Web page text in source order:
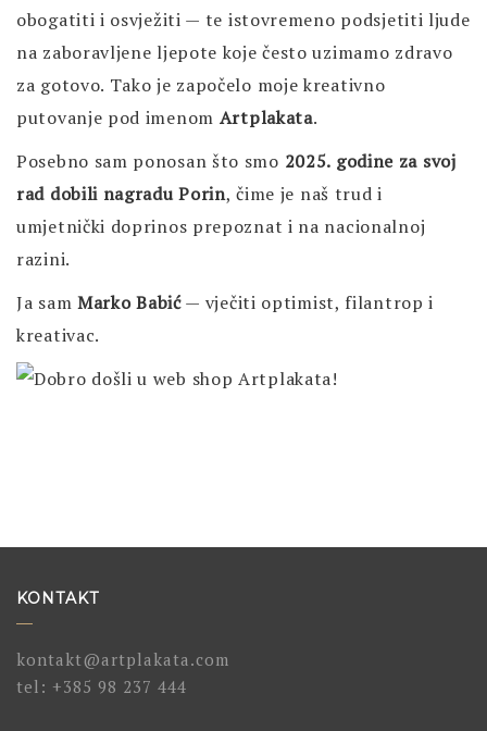
obogatiti i osvježiti — te istovremeno podsjetiti ljude
na zaboravljene ljepote koje često uzimamo zdravo
za gotovo. Tako je započelo moje kreativno
putovanje pod imenom Artplakata.
Posebno sam ponosan što smo 2025. godine za svoj
rad dobili nagradu Porin, čime je naš trud i
umjetnički doprinos prepoznat i na nacionalnoj
razini.
Ja sam Marko Babić— vječiti optimist, filantrop i
kreativac.
KONTAKT
kontakt@artplakata.com
tel: +385 98 237 444